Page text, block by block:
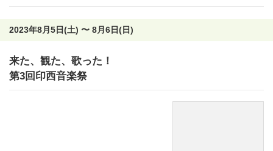
2023年8月5日(土) 〜 8月6日(日)
来た、観た、歌った！
第3回印西音楽祭